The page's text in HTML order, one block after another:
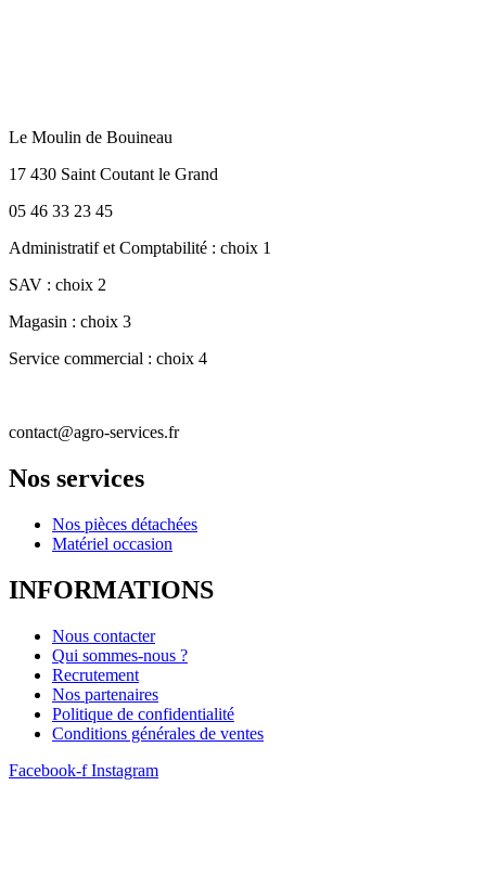
Le Moulin de Bouineau
17 430 Saint Coutant le Grand
05 46 33 23 45
Administratif et Comptabilité : choix 1
SAV : choix 2
Magasin : choix 3
Service commercial : choix 4
contact@agro-services.fr
Nos services
Nos pièces détachées
Matériel occasion
INFORMATIONS
Nous contacter
Qui sommes-nous ?
Recrutement
Nos partenaires
Politique de confidentialité
Conditions générales de ventes
Facebook-f Instagram